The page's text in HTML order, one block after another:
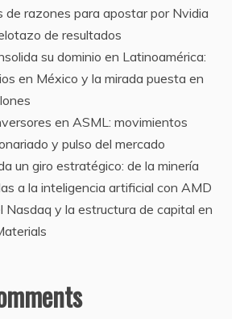
de razones para apostar por Nvidia
de resultados
su dominio en Latinoamérica:
en México y la mirada puesta en
en ASML: movimientos
y pulso del mercado
un giro estratégico: de la minería
a la inteligencia artificial con AMD
Nasdaq y la estructura de capital en